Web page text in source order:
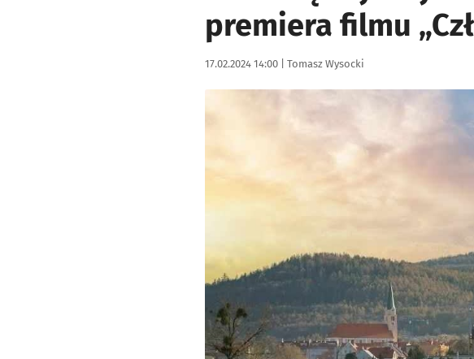
premiera filmu
Data publikacji:
17.02.2024 14:00 | Autor:
Tomasz Wysocki
Kliknij, aby powiększyć